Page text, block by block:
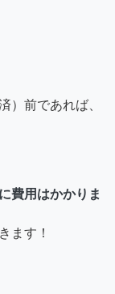
）前であれば、
費用はかかりま
ます！